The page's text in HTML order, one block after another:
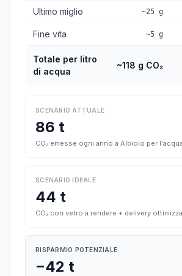
Ultimo miglio ~25 g
Fine vita ~5 g
Totale per litro
di acqua
~118 g CO₂
SCENARIO ATTUALE
86 t
CO₂ emesse ogni anno a Albiolo per
SCENARIO IDEALE
44 t
CO₂ con vetro a rendere + delivery
RISPARMIO POTENZIALE
−42 t